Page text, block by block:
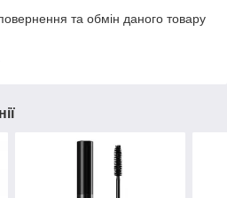
та обмін даного товару